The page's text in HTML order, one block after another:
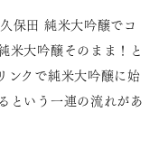
保田 純米大吟醸でコ
米大吟醸そのまま！と
ンクで純米大吟醸に始
という一連の流れがあ